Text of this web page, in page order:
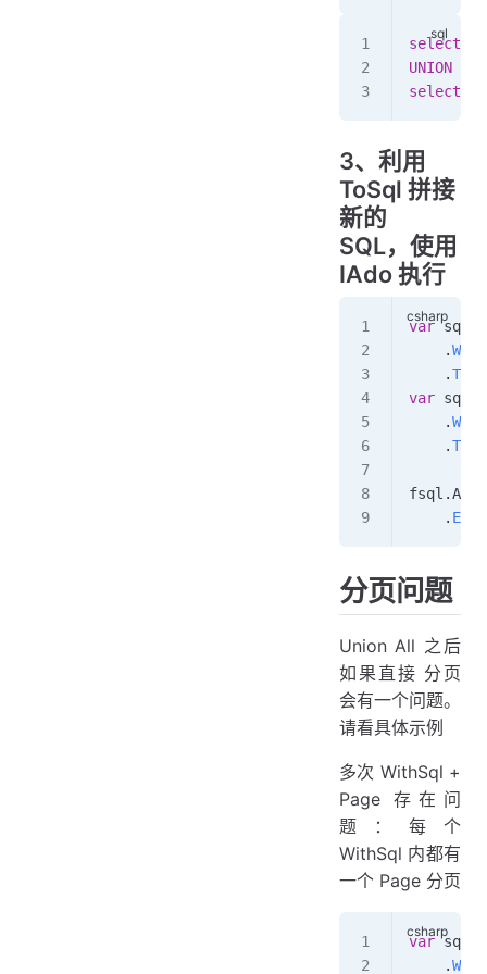
select
UNION ALL
select
3、利用
ToSql 拼接
新的
SQL，使用
IAdo 执行
var sql1
    .
    .
var sql2
    .
    .
fsql .Ado
    .
分页问题
Union All 之后
如果直接 分页
会有一个问题。
请看具体示例
多次 WithSql +
Page 存在问
题：每个
WithSql 内都有
一个 Page 分页
var sql1
    .